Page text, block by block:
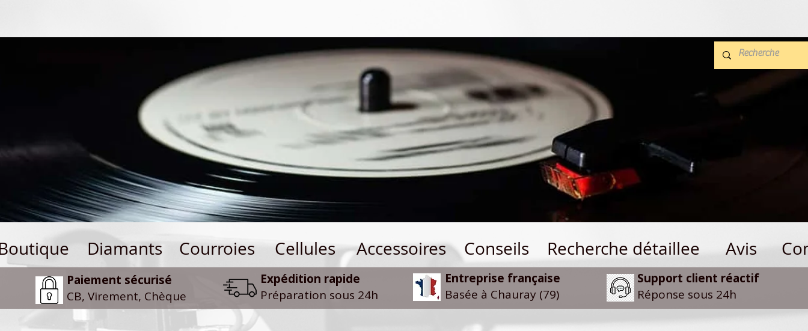
Diamants Courroies Cellules Accessoires Conseils Recherche détaillee Avis
Paiement sécurisé
CB, Virement, Chèque
Expédition rapide
Préparation sous 24h
Entreprise française
Basée à Chauray (79)
Support client réactif
Réponse sous 24h